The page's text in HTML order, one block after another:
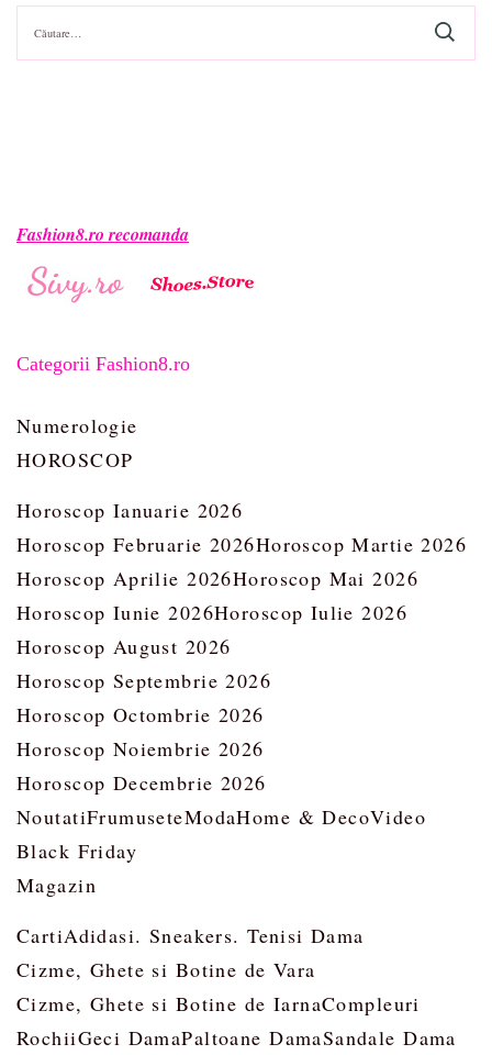
Caută
după:
Fashion8.ro recomanda
Categorii Fashion8.ro
Numerologie
HOROSCOP
Horoscop Ianuarie 2026
Horoscop Februarie 2026Horoscop Martie 2026
Horoscop Aprilie 2026Horoscop Mai 2026
Horoscop Iunie 2026Horoscop Iulie 2026
Horoscop August 2026
Horoscop Septembrie 2026
Horoscop Octombrie 2026
Horoscop Noiembrie 2026
Horoscop Decembrie 2026
NoutatiFrumuseteModaHome & DecoVideo
Black Friday
Magazin
CartiAdidasi. Sneakers. Tenisi Dama
Cizme, Ghete si Botine de Vara
Cizme, Ghete si Botine de IarnaCompleuri
RochiiGeci DamaPaltoane DamaSandale Dama